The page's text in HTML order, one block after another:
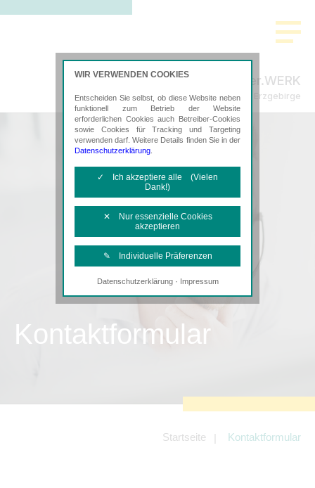
Steuer.WERK
Steuerberatung im Erzgebirge
Kontaktformular
Startseite Kontaktformular
WIR VERWENDEN COOKIES
Entscheiden Sie selbst, ob diese Website neben
funktionell zum Betrieb der Website
erforderlichen Cookies auch Betreiber-Cookies
sowie Cookies für Tracking und Targeting
verwenden darf. Weitere Details finden Sie in der
Datenschutzerklärung
✓ Ich akzeptiere alle (Vielen
Dank!)
✕ Nur essenzielle Cookies
akzeptieren
✎ Individuelle Präferenzen
Notwendige Cookies
Diese Cookies sind erforderlich, um die
grundlegende Funktionalität der Website
Tracking- und Targeting-Cookies
Angebotes einschließlich der
Angeboten von z.B. Facebook und
Datenschutzerklärung· Impressum